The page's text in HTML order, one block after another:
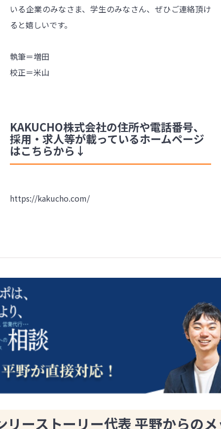
いる企業のみなさま、学生のみなさん、ぜひご連絡頂け
ると嬉しいです。
執筆＝増田
校正＝米山
KAKUCHO株式会社の住所や電話番号、
採用・求人等が載っているホームページ
はこちらから↓
https://kakucho.com/
リーストーリー代表 平野からの